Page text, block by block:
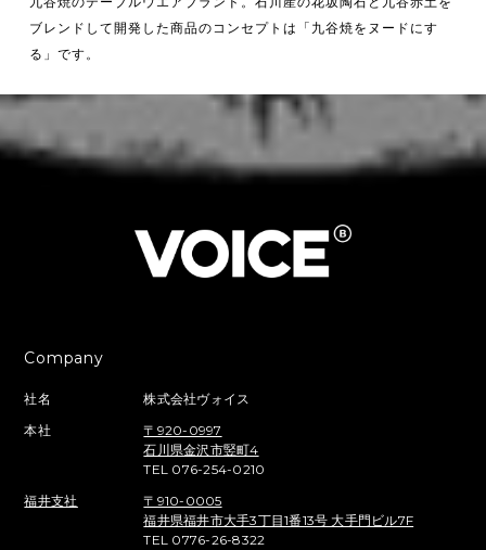
ブレンドして開発した商品のコンセプトは「九谷焼をヌードにす
る」です。
Company
社名
株式会社ヴォイス
本社
〒920-0997
石川県金沢市竪町4
TEL 076-254-0210
福井支社
〒910-0005
福井県福井市大手3丁目1番13号 大手門ビル7F
TEL 0776-26-8322